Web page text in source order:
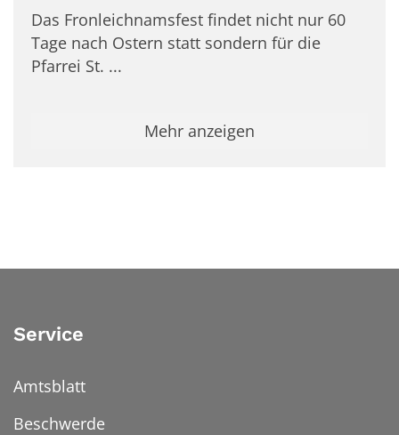
Das Fronleichnamsfest findet nicht nur 60
Tage nach Ostern statt sondern für die
Pfarrei St. ...
Mehr anzeigen
Service
Amtsblatt
Beschwerde